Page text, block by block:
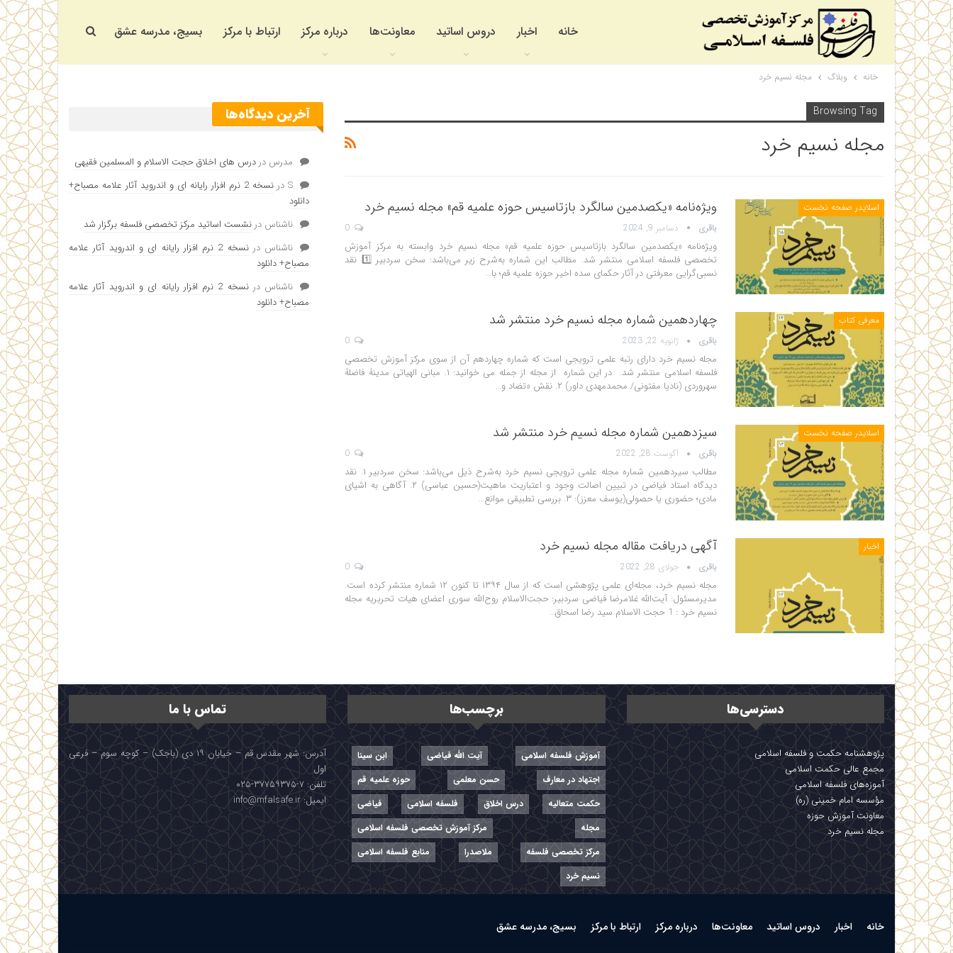
خانه اخبار دروس اساتید معاونت‌ها درباره مرکز ارتباط با مرکز بسیج، مدرسه عشق
خانه وبلاگ مجله نسیم خرد
Browsing Tag
مجله نسیم خرد
اسلایدر صفحه نخست ویژه‌نامه «یکصدمین سالگرد بازتاسیس حوزه علمیه قم» مجله نسیم خرد
باقری دسامبر 9, 2024
ویژه‌نامه «یکصدمین سالگرد بازتاسیس حوزه علمیه قم» مجله نسیم خرد وابسته به مرکز آموزش
تخصصی فلسفه اسلامی منتشر شد. مطالب این شماره به‌شرح زیر می‌باشد: سخن سردبیر 1️⃣ نقد
نسبی‌گرایی معرفتی در آثار حکمای سده اخیر حوزه علمیه قم؛ با…
معرفی کتاب چهاردهمین شماره مجله نسیم خرد منتشر شد
باقری ژانویه 22, 2023
مجله نسیم خرد دارای رتبه علمی ترویجی است که شماره چهاردهم آن از سوی مرکز آموزش تخصصی
فلسفه اسلامی منتشر شد. در این شماره از مجله از جمله می خوانید: ۱. مبانی الهیاتی مدینۀ فاضلۀ
سهروردی (نادیا مفتونی/ محمدمهدی داور) ۲. نقش «تضاد و…
اسلایدر صفحه نخست سیزدهمین شماره مجله نسیم خرد منتشر شد
باقری آگوست 28, 2022
مطالب سیردهمین شماره مجله علمی ترویجی نسیم خرد به‌شرح ذیل می‌باشد: سخن سردبیر ۱. نقد
دیدگاه استاد فیاضی در تبیین اصالت وجود و اعتباریت ماهیت(حسین عباسی) ۲. آگاهی به اشیای
مادی؛ حضوری یا حصولی(یوسف معزز): ۳. بررسی تطبیقی موانع…
اخبار آگهی دریافت مقاله مجله نسیم خرد
باقری جولای 28, 2022
مجله نسیم خرد، مجله‌ای علمی پژوهشی است که از سال ۱۳۹۴ تا کنون ۱۲ شماره منتشر کرده است.
مدیرمسئول: آیت‌الله غلامرضا فیاضی سردبیر: حجت‌الاسلام روح‌الله سوری اعضای هیات تحریریه مجله
نسیم خرد : 1 حجت الاسلام سید رضا اسحاق…
آخرین دیدگاه‌ها
مدرس در درس های اخلاق حجت الاسلام و المسلمین فقیهی
Sدر
نسخه 2 نرم افزار رایانه ای و اندروید آثار علامه مصباح+
دانلود
ناشناس در نشست اساتید مرکز تخصصی فلسفه برگزار شد
ناشناس در
نسخه 2 نرم افزار رایانه ای و اندروید آثار علامه
مصباح+ دانلود
ناشناس در
نسخه 2 نرم افزار رایانه ای و اندروید آثار علامه
مصباح+ دانلود
دسترسی‌ها
پژوهشنامه حکمت و فلسفه اسلامی
مجمع عالی حکمت اسلامی
آموزه‌های فلسفه اسلامی
مؤسسه امام خمینی (ره)
معاونت آموزش حوزه
مجله نسیم خرد
برچسب‌ها
آموزش فلسفه اسلامی آیت الله فیاضی
ابن سینا
اجتهاد در معارف
حسن معلمی
حوزه علمیه قم
حکمت متعالیه
درس اخلاق فلسفه اسلامی
فیاضی
مجله
مرکز آموزش تخصصی فلسفه اسلامی
مرکز تخصصی فلسفه
ملاصدرا
منابع فلسفه اسلامی
نسیم خرد
تماس با ما
آدرس: شهر مقدس قم – خیابان ۱۹ دی (باجک) – کوچه سوم – فرعی
اول
تلفن: ۷-۳۷۷۵۹۳۷۵-۰۲۵
ایمیل: info@mfalsafe.ir
خانه اخبار دروس اساتید معاونت‌ها درباره مرکز ارتباط با مرکز بسیج، مدرسه عشق